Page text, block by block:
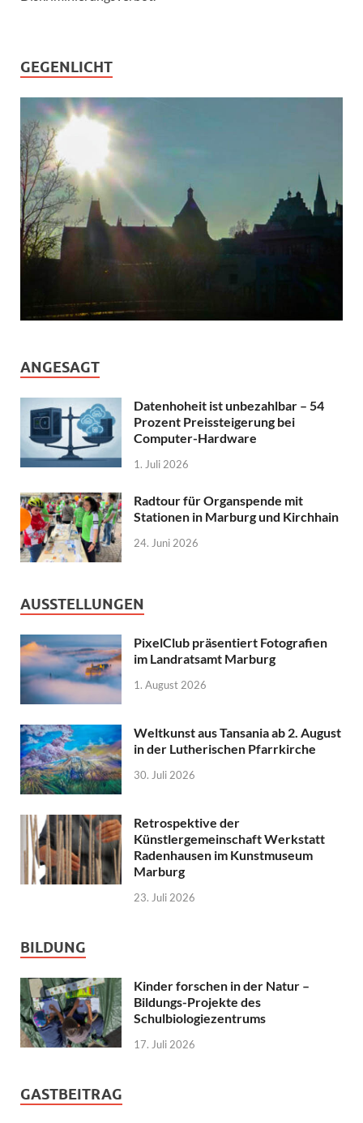
GEGENLICHT
ANGESAGT
Datenhoheit ist unbezahlbar – 54
Prozent Preissteigerung bei
Computer-Hardware
1. Juli 2026
Radtour für Organspende mit
Stationen in Marburg und Kirchhain
24. Juni 2026
AUSSTELLUNGEN
PixelClub präsentiert Fotografien
im Landratsamt Marburg
1. August 2026
Weltkunst aus Tansania ab 2. August
in der Lutherischen Pfarrkirche
30. Juli 2026
Retrospektive der
Künstlergemeinschaft Werkstatt
Radenhausen im Kunstmuseum
Marburg
23. Juli 2026
BILDUNG
Kinder forschen in der Natur –
Bildungs-Projekte des
Schulbiologiezentrums
17. Juli 2026
GASTBEITRAG